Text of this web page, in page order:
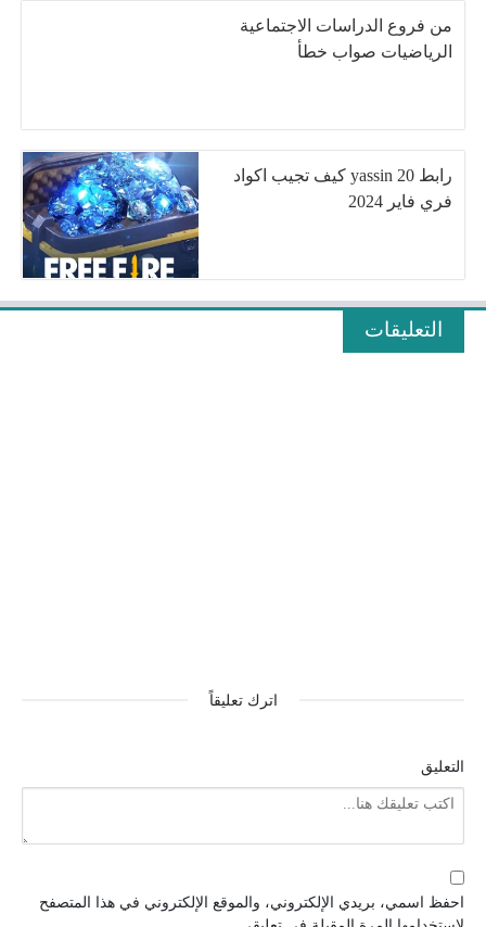
من فروع الدراسات الاجتماعية
الرياضيات صواب خطأ
رابط yassin 20 كيف تجيب اكواد
فري فاير 2024
التعليقات
اترك تعليقاً
التعليق
احفظ اسمي، بريدي الإلكتروني، والموقع الإلكتروني في هذا المتصفح